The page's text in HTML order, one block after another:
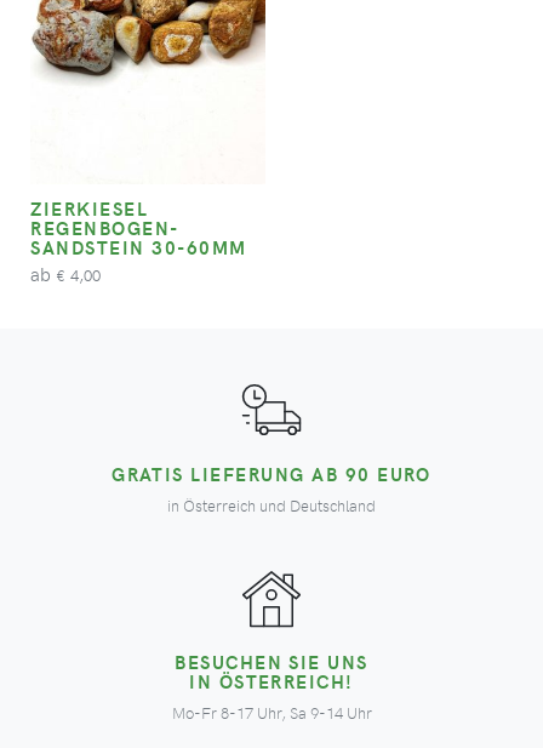
ZIERKIESEL
REGENBOGEN-
SANDSTEIN 30-60MM
ab € 4,00
GRATIS LIEFERUNG AB 90 EURO
in Österreich und Deutschland
BESUCHEN SIE UNS
IN ÖSTERREICH!
Mo-Fr 8-17 Uhr, Sa 9-14 Uhr